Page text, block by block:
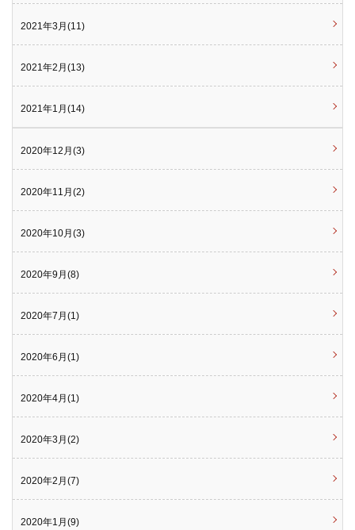
2021年3月(11)
2021年2月(13)
2021年1月(14)
2020年12月(3)
2020年11月(2)
2020年10月(3)
2020年9月(8)
2020年7月(1)
2020年6月(1)
2020年4月(1)
2020年3月(2)
2020年2月(7)
2020年1月(9)